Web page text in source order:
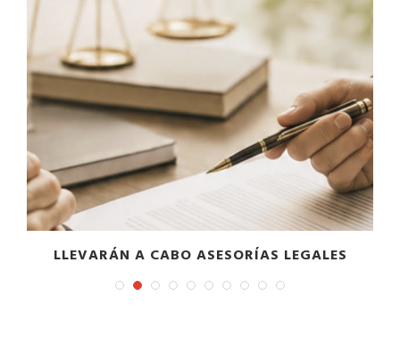
LADWP AVANZA EN REPARACIÓN DE LA
TUBERÍA DE AGUA DE...